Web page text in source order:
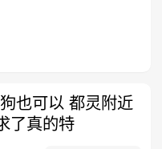
也可以 都灵附近
了真的特